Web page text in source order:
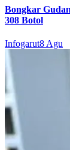
Bongkar
308 Botol
Infogarut8 Agu